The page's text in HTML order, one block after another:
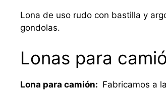
Lona de uso rudo con bastilla y
gondolas.
Lonas para
Lona para camión: Fabricamos a